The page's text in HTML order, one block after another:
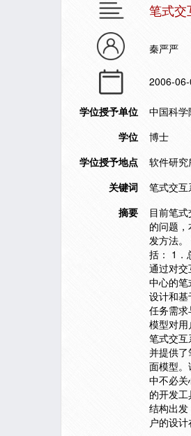
笔式交
秦严严
2006-
学位授予单位
中国科
学位
博士
学位授予地点
软件研究
关键词
笔式交
摘要
目前笔
的问题
发方法
括： 1．
通过对
中心的
设计和
任务需
模型对
笔式交互
并提供
面模型
中不必
的开发
结构出
户的设